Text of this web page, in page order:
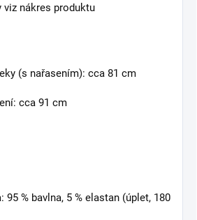
viz nákres produktu
(s nařasením): cca 81 cm
cca 91 cm
95 % bavlna, 5 % elastan (úplet, 180